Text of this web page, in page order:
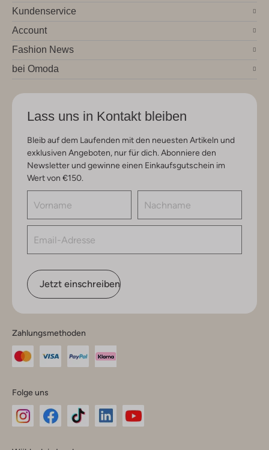
Kundenservice
Account
Fashion News
bei Omoda
Lass uns in Kontakt bleiben
Bleib auf dem Laufenden mit den neuesten Artikeln und
exklusiven Angeboten, nur für dich. Abonniere den
Newsletter und gewinne einen Einkaufsgutschein im
Wert von €150.
Jetzt einschreiben
Zahlungsmethoden
Folge uns